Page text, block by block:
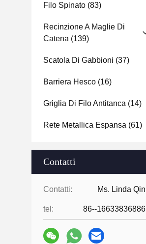
Filo Spinato (83)
Recinzione A Maglie Di
Catena (139)
Scatola Di Gabbioni (37)
Barriera Hesco (16)
Griglia Di Filo Antitanca (14)
Rete Metallica Espansa (61)
Contatti
Contatti: Ms. Linda Qin
tel: 86--16633836886